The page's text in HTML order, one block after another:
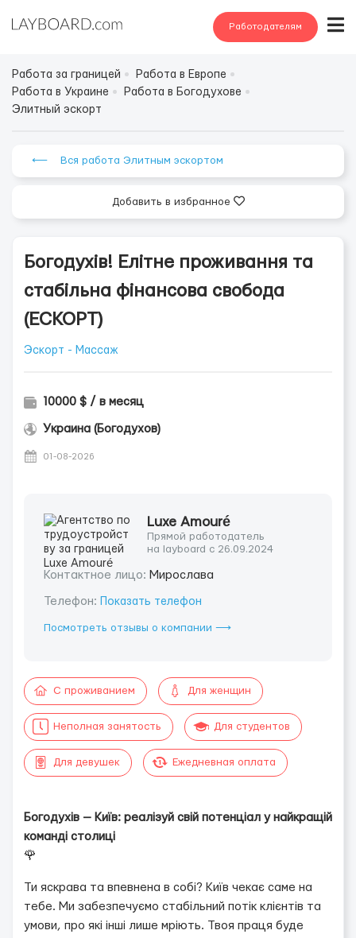
Работодателям
Работа за границей
Работа в Европе
Работа в Украине
Работа в Богодухове
Элитный эскорт
⟵ Вся работа Элитным эскортом
Добавить в избранное
Богодухів! Елітне проживання та
стабільна фінансова свобода
(ЕСКОРТ)
Эскорт - Массаж
10000 $ / в месяц
Украина (Богодухов)
01-08-2026
Luxe Amouré
Прямой работодатель
на layboard с 26.09.2024
Контактное лицо: Мирослава
Телефон: Показать телефон
Посмотреть отзывы о компании ⟶
С проживанием Для женщин
Неполная занятость Для студентов
Для девушек Ежедневная оплата
Богодухів — Київ: реалізуй свій потенціал у найкращій
команді столиці
🌹
Ти яскрава та впевнена в собі? Київ чекає саме на
тебе. Ми забезпечуємо стабільний потік клієнтів та
умови, про які інші лише мріють. Твоя праця буде